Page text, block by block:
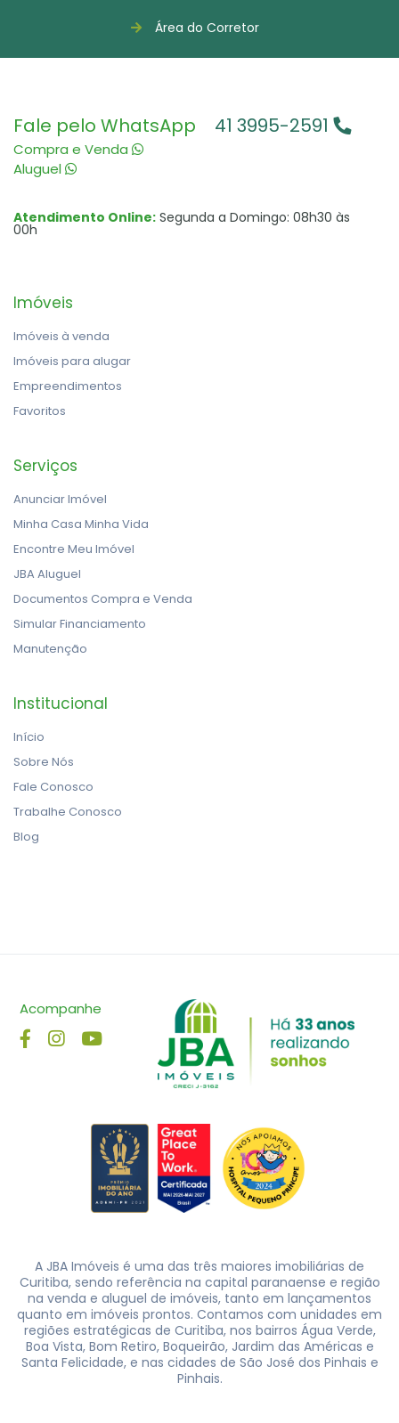
Área do Corretor
Fale pelo WhatsApp
Compra e Venda
Aluguel
41 3995-2591
Atendimento Online: Segunda a Domingo: 08h30 às
00h
Imóveis
Imóveis à venda
Imóveis para alugar
Empreendimentos
Favoritos
Serviços
Anunciar Imóvel
Minha Casa Minha Vida
Encontre Meu Imóvel
JBA Aluguel
Documentos Compra e Venda
Simular Financiamento
Manutenção
Institucional
Início
Sobre Nós
Fale Conosco
Trabalhe Conosco
Blog
Acompanhe
A JBA Imóveis é uma das três maiores imobiliárias de
Curitiba, sendo referência na capital paranaense e região
na venda e aluguel de imóveis, tanto em lançamentos
quanto em imóveis prontos. Contamos com unidades em
regiões estratégicas de Curitiba, nos bairros Água Verde,
Boa Vista, Bom Retiro, Boqueirão, Jardim das Américas e
Santa Felicidade, e nas cidades de São José dos Pinhais e
Pinhais.